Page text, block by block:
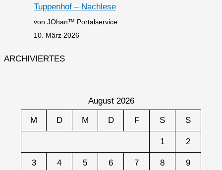
Tuppenhof – Nachlese
von JOhan™ Portalservice
10. März 2026
ARCHIVIERTES
August 2026
M D M D F S S
1 2
3 4 5 6 7 8 9